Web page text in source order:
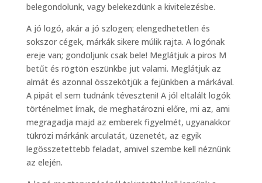
belegondolunk, vagy belekezdünk a kivitelezésbe.
A jó logó, akár a jó szlogen; elengedhetetlen és
sokszor cégek, márkák sikere múlik rajta. A logónak
ereje van; gondoljunk csak bele! Meglátjuk a piros M
betűt és rögtön eszünkbe jut valami. Meglátjuk az
almát és azonnal összekötjük a fejünkben a márkával.
A pipát el sem tudnánk téveszteni! A jól eltalált logók
történelmet írnak, de meghatározni előre, mi az, ami
megragadja majd az emberek figyelmét, ugyanakkor
tükrözi márkánk arculatát, üzenetét, az egyik
legösszetettebb feladat, amivel szembe kell néznünk
az elején.